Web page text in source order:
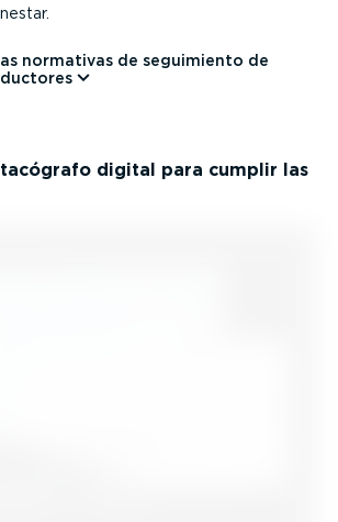
normativas de seguimiento de
tacógrafo digital para cumplir las